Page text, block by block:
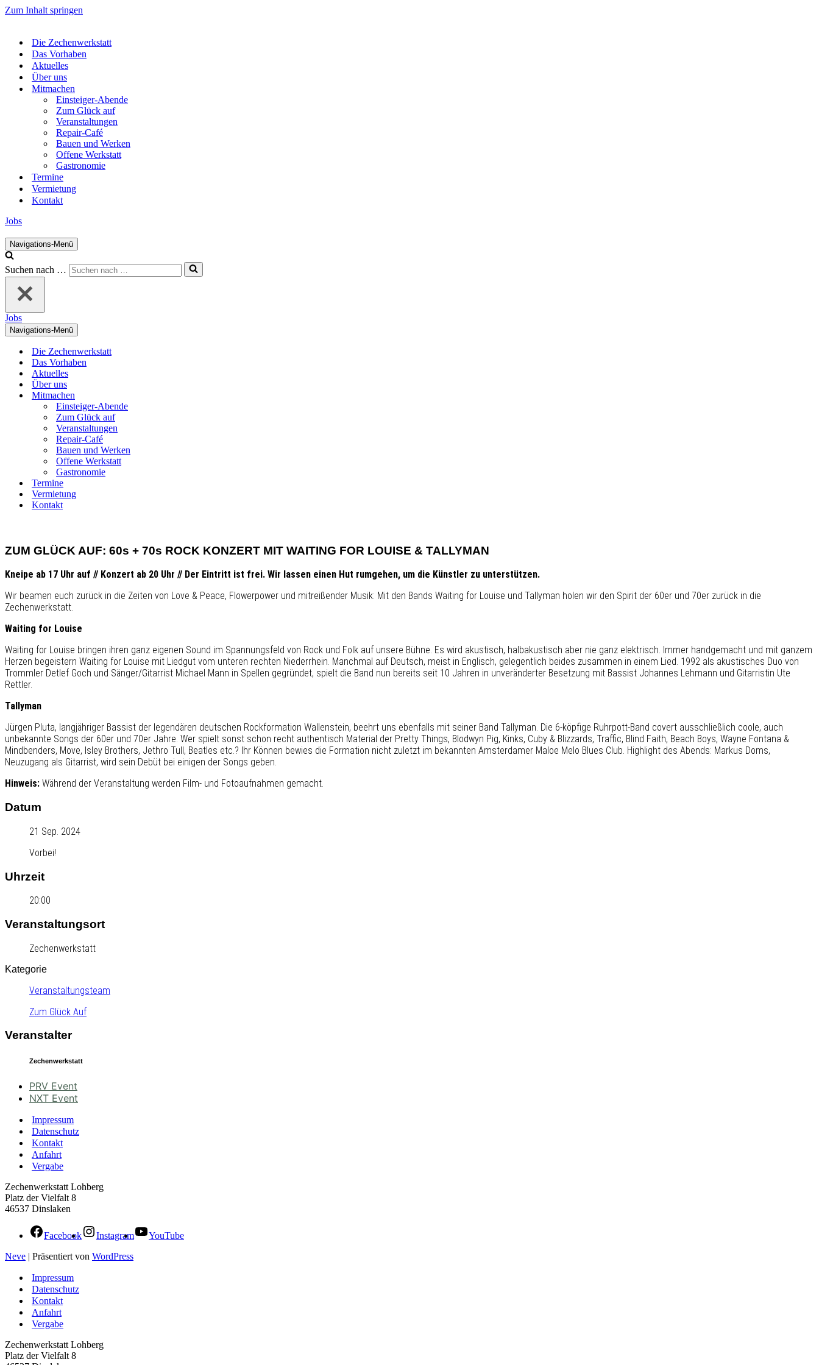
Zum Inhalt springen
Die Zechenwerkstatt
Das Vorhaben
Aktuelles
Über uns
Mitmachen
Einsteiger-Abende
Zum Glück auf
Veranstaltungen
Repair-Café
Bauen und Werken
Offene Werkstatt
Gastronomie
Termine
Vermietung
Kontakt
Jobs
Navigations-Menü
Suchen nach …
Jobs
Navigations-Menü
Die Zechenwerkstatt
Das Vorhaben
Aktuelles
Über uns
Mitmachen
Einsteiger-Abende
Zum Glück auf
Veranstaltungen
Repair-Café
Bauen und Werken
Offene Werkstatt
Gastronomie
Termine
Vermietung
Kontakt
ZUM GLÜCK AUF: 60s + 70s ROCK KONZERT MIT WAITING FOR LOUISE & TALLYMAN
Kneipe ab 17 Uhr auf // Konzert ab 20 Uhr // Der Eintritt ist frei. Wir lassen einen Hut rumgehen, um die Künstler zu unterstützen.
Wir beamen euch zurück in die Zeiten von Love & Peace, Flowerpower und mitreißender Musik: Mit den Bands Waiting for Louise und Tallyman holen wir den Spirit der 60er und 70er zurück in die
Zechenwerkstatt.
Waiting for Louise
Waiting for Louise bringen ihren ganz eigenen Sound im Spannungsfeld von Rock und Folk auf unsere Bühne. Es wird akustisch, halbakustisch aber nie ganz elektrisch. Immer handgemacht und mit ganzem
Herzen begeistern Waiting for Louise mit Liedgut vom unteren rechten Niederrhein. Manchmal auf Deutsch, meist in Englisch, gelegentlich beides zusammen in einem Lied. 1992 als akustisches Duo von
Trommler Detlef Goch und Sänger/Gitarrist Michael Mann in Spellen gegründet, spielt die Band nun bereits seit 10 Jahren in unveränderter Besetzung mit Bassist Johannes Lehmann und Gitarristin Ute
Rettler.
Tallyman
Jürgen Pluta, langjähriger Bassist der legendären deutschen Rockformation Wallenstein, beehrt uns ebenfalls mit seiner Band Tallyman. Die 6-köpfige Ruhrpott-Band covert ausschließlich coole, auch
unbekannte Songs der 60er und 70er Jahre. Wer spielt sonst schon recht authentisch Material der Pretty Things, Blodwyn Pig, Kinks, Cuby & Blizzards, Traffic, Blind Faith, Beach Boys, Wayne Fontana &
Mindbenders, Move, Isley Brothers, Jethro Tull, Beatles etc.? Ihr Können bewies die Formation nicht zuletzt im bekannten Amsterdamer Maloe Melo Blues Club. Highlight des Abends: Markus Doms,
Neuzugang als Gitarrist, wird sein Debüt bei einigen der Songs geben.
Hinweis: Während der Veranstaltung werden Film- und Fotoaufnahmen gemacht.
Datum
21 Sep. 2024
Vorbei!
Uhrzeit
20:00
Veranstaltungsort
Zechenwerkstatt
Kategorie
Veranstaltungsteam
Zum Glück Auf
Veranstalter
Zechenwerkstatt
PRV Event
NXT Event
Impressum
Datenschutz
Kontakt
Anfahrt
Vergabe
Zechenwerkstatt Lohberg
Platz der Vielfalt 8
46537 Dinslaken
Facebook Instagram
YouTube
Neve | Präsentiert von WordPress
Impressum
Datenschutz
Kontakt
Anfahrt
Vergabe
Zechenwerkstatt Lohberg
Platz der Vielfalt 8